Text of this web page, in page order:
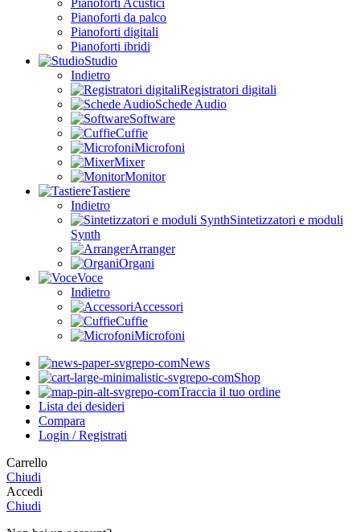
Pianoforti Acustici
Pianoforti da palco
Pianoforti digitali
Pianoforti ibridi
Studio
Indietro
Registratori digitali
Schede Audio
Software
Cuffie
Microfoni
Mixer
Monitor
Tastiere
Indietro
Sintetizzatori e moduli
Synth
Arranger
Organi
Voce
Indietro
Accessori
Cuffie
Microfoni
News
Shop
Traccia il tuo ordine
Lista dei desideri
Compara
Login / Registrati
Carrello
Chiudi
Accedi
Chiudi